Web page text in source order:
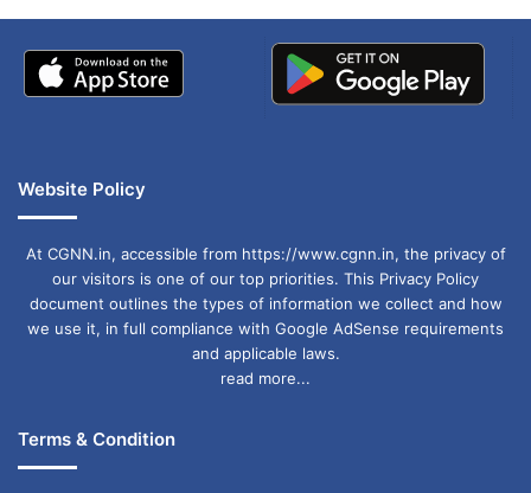
Website Policy
At CGNN.in, accessible from https://www.cgnn.in, the privacy of
our visitors is one of our top priorities. This Privacy Policy
document outlines the types of information we collect and how
we use it, in full compliance with Google AdSense requirements
and applicable laws.
read more...
Terms & Condition